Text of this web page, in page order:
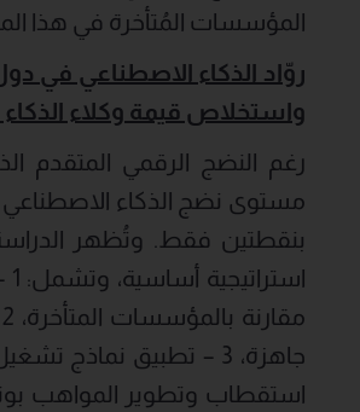
المؤسسات المُتأخرة في هذا
روّاد الذكاء الاصطناعي في
واستخلاص قيمة وكلاء
رغم النضج الرقمي المتقدم
بنقطتين فقط. وتُظهر